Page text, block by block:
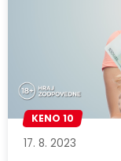
KENO 10
17. 8. 2023